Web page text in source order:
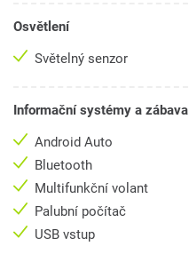
Osvětlení
Světelný senzor
Informační systémy a zábava
Android Auto
Bluetooth
Multifunkční volant
Palubní počítač
USB vstup